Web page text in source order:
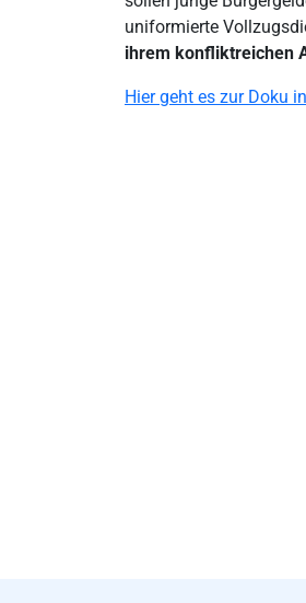
uniformierte
ihrem konfliktreichen
Hier geht es zur Doku